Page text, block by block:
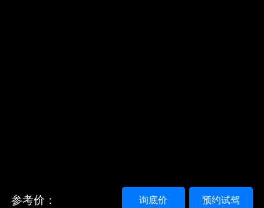
参考价： 预约试驾
询底价